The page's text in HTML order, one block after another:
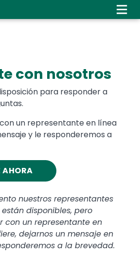
to
con nosotros
para responder a
un representante en línea
y le responderemos a
AHORA
nuestros representantes
disponibles, pero
con un representante en
dejarnos un mensaje en
a la brevedad.